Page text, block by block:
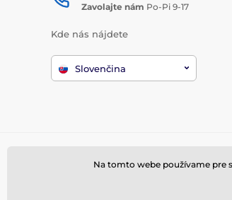
Zavolajte nám Po-Pi 9-17
Kde nás nájdete
Slovenčina
Na tomto webe používame pre